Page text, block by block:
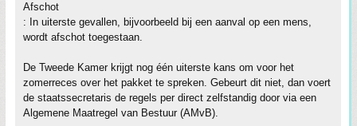
Afschot
: In uiterste gevallen, bijvoorbeeld bij een aanval op een mens,
wordt afschot toegestaan.
De Tweede Kamer krijgt nog één uiterste kans om voor het
zomerreces over het pakket te spreken. Gebeurt dit niet, dan voert
de staatssecretaris de regels per direct zelfstandig door via een
Algemene Maatregel van Bestuur (AMvB).